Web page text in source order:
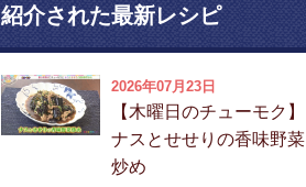
紹介された最新レシピ
2026年07月23日
【木曜日のチューモク】
ナスとせせりの香味野菜
炒め